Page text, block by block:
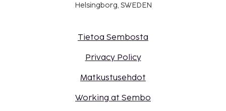
Helsingborg, SWEDEN
Tietoa Sembosta
Privacy Policy
Matkustusehdot
Working at Sembo